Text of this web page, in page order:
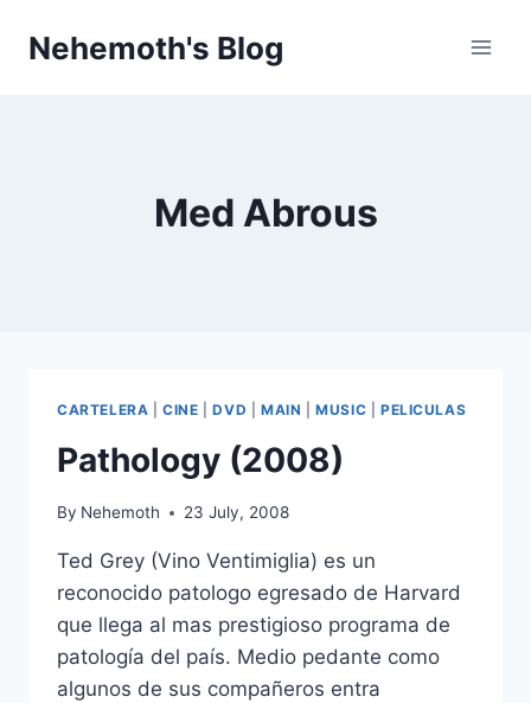
Nehemoth's Blog
Med Abrous
CARTELERA |CINE |DVD MAIN |MUSIC PELICULAS
Pathology (2008)
By Nehemoth 23 July, 2008
Ted Grey (Vino Ventimiglia) es un
reconocido patologo egresado de Harvard
que llega al mas prestigioso programa de
patología del país. Medio pedante como
algunos de sus compañeros entra